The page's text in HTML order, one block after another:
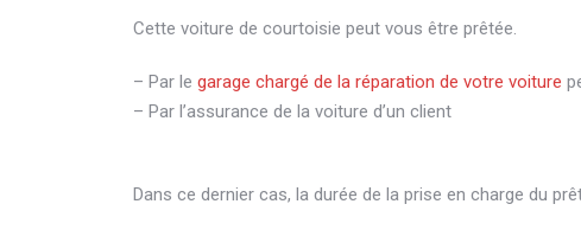
Cette voiture de courtoisie peut vous être prêtée.
– Par le garage chargé de la réparation de votre voiture
– Par l’assurance de la voiture d’un client
Dans ce dernier cas, la durée de la prise en charge du